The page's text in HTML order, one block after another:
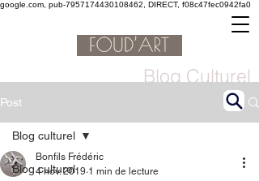
google.com, pub-7957174430108462, DIRECT, f08c47fec0942fa0
Blog Culturel
Post
Blog culturel
Blog culturel
Bonfils Frédéric
4 nov. 2019 1 min de lecture